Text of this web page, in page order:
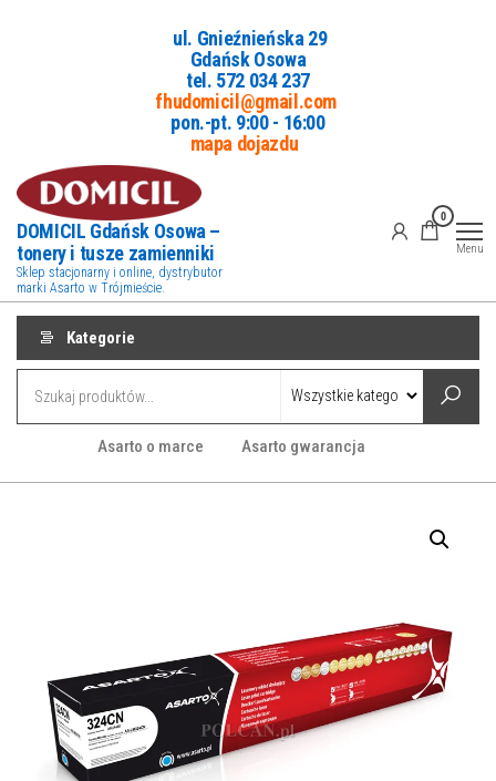
ul. Gnieźnieńska 29
Gdańsk Osowa
tel. 572 034 237
fhudomicil@gmail.com
pon.-pt. 9:00 - 16:00
mapa dojazdu
DOMICIL Gdańsk Osowa –
tonery i tusze zamienniki
Sklep stacjonarny i online, dystrybutor
marki Asarto w Trójmieście.
0
Menu
Kategorie
Asarto o marce Asarto gwarancja